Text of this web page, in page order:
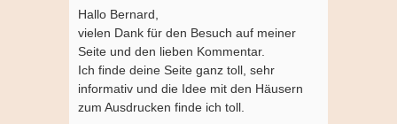
Hallo Bernard,
vielen Dank für den Besuch auf meiner
Seite und den lieben Kommentar.
Ich finde deine Seite ganz toll, sehr
informativ und die Idee mit den Häusern
zum Ausdrucken finde ich toll.